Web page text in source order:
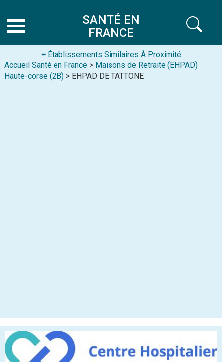
SANTÉ EN
FRANCE
≡ Établissements Similaires À Proximité
Accueil Santé en France > Maisons de Retraite (EHPAD)
Haute-corse (2B) > EHPAD DE TATTONE